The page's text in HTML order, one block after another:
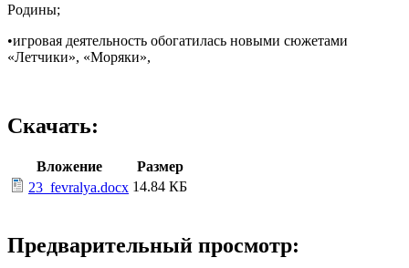
Родины;
•игровая деятельность обогатилась новыми сюжетами
«Летчики», «Моряки»,
Скачать:
Вложение
Размер
23_fevralya.docx 14.84 КБ
Предварительный просмотр: